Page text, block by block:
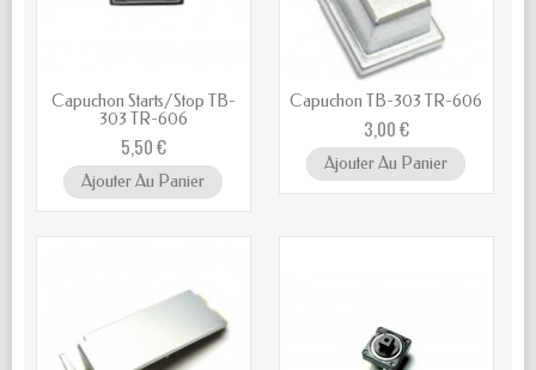
Capuchon Starts/Stop TB-
303 TR-606
5,50 €
Ajouter Au Panier
Capuchon TB-303 TR-606
3,00 €
Ajouter Au Panier